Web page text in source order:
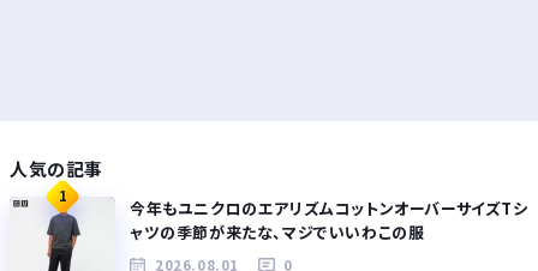
人気の記事
1
今年もユニクロのエアリズムコットンオーバーサイズTシ
ャツの季節が来たな、マジでいいわこの服
2026.08.01 0